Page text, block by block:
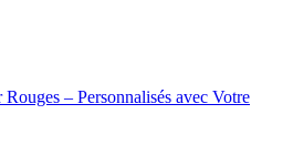
– Personnalisés avec Votre